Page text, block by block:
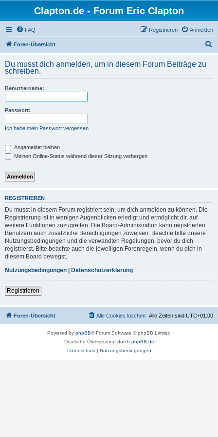
Clapton.de - Forum Eric Clapton
FAQ Anmelden
Registrieren
Foren-Übersicht
h
Du musst dich anmelden, um in diesem Forum Beiträge zu
schreiben.
Benutzername:
Passwort:
Ich habe mein Passwort vergessen
Angemeldet bleiben
Meinen Online-Status während dieser Sitzung verbergen
REGISTRIEREN
Du musst in diesem Forum registriert sein, um dich anmelden zu können. Die
Registrierung ist in wenigen Augenblicken erledigt und ermöglicht dir, auf
weitere Funktionen zuzugreifen. Die Board-Administration kann registrierten
Benutzern auch zusätzliche Berechtigungen zuweisen. Beachte bitte unsere
Nutzungsbedingungen und die verwandten Regelungen, bevor du dich
registrierst. Bitte beachte auch die jeweiligen Forenregeln, wenn du dich in
diesem Board bewegst.
Nutzungsbedingungen | Datenschutzerklärung
Registrieren
Foren-Übersicht Alle Zeiten sind UTC+01:00
Alle Cookies löschen
Powered by phpBB® Forum Software © phpBB Limited
Deutsche Übersetzung durch phpBB.de
Datenschutz| Nutzungsbedingungen